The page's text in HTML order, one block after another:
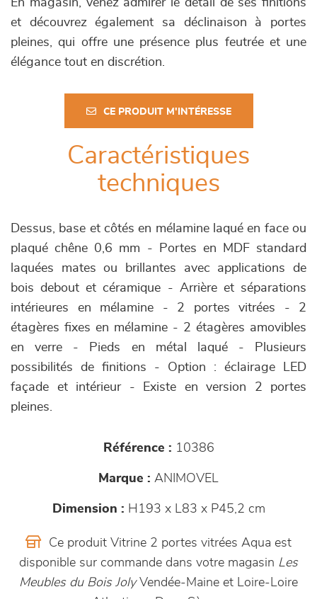
En magasin, venez admirer le détail de ses finitions
et découvrez également sa déclinaison à portes
pleines, qui offre une présence plus feutrée et une
élégance tout en discrétion.
CE PRODUIT M'INTÉRESSE
Caractéristiques
techniques
Dessus, base et côtés en mélamine laqué en face ou
plaqué chêne 0,6 mm - Portes en MDF standard
laquées mates ou brillantes avec applications de
bois debout et céramique - Arrière et séparations
intérieures en mélamine - 2 portes vitrées - 2
étagères fixes en mélamine - 2 étagères amovibles
en verre - Pieds en métal laqué - Plusieurs
possibilités de finitions - Option : éclairage LED
façade et intérieur - Existe en version 2 portes
pleines.
Référence : 10386
Marque : ANIMOVEL
Dimension : H193 x L83 x P45,2 cm
Ce produit Vitrine 2 portes vitrées Aqua est
disponible sur commande dans votre magasin Les
Meubles du Bois JolyVendée-Maine et Loire-Loire